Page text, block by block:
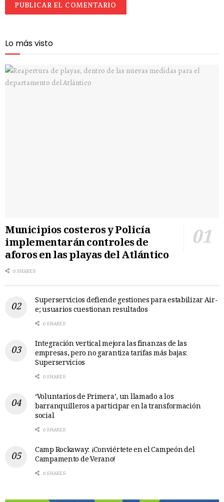
Lo más visto
Municipios costeros y Policía
implementarán controles de
aforos en las playas del Atlántico
0 SHARES
Superservicios defiende gestiones para estabilizar Air-
e; usuarios cuestionan resultados
0 SHARES
Integración vertical mejora las finanzas de las
empresas, pero no garantiza tarifas más bajas:
Superservicios
0 SHARES
‘Voluntarios de Primera’, un llamado a los
barranquilleros a participar en la transformación
social
0 SHARES
Camp Rockaway: ¡Conviértete en el Campeón del
Campamento de Verano!
0 SHARES